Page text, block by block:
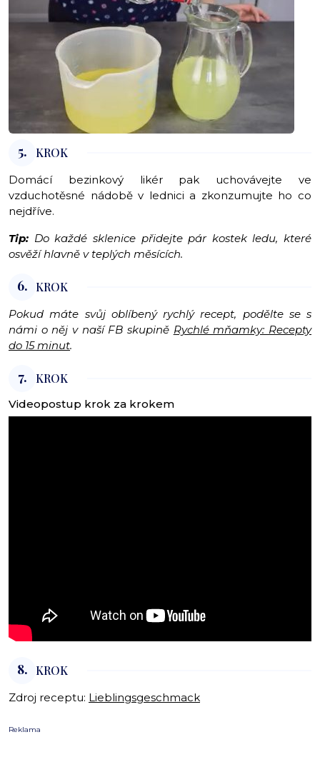
5. KROK
Domácí bezinkový likér pak uchovávejte ve
vzduchotěsné nádobě v lednici a zkonzumujte ho co
nejdříve.
Tip: Do každé sklenice přidejte pár kostek ledu, které
osvěží hlavně v teplých měsících.
6. KROK
Pokud máte svůj oblíbený rychlý recept, podělte se s
námi o něj v naší FB skupině Rychlé mňamky: Recepty
do 15 minut.
7. KROK
Videopostup krok za krokem
8. KROK
Zdroj receptu: Lieblingsgeschmack
Reklama